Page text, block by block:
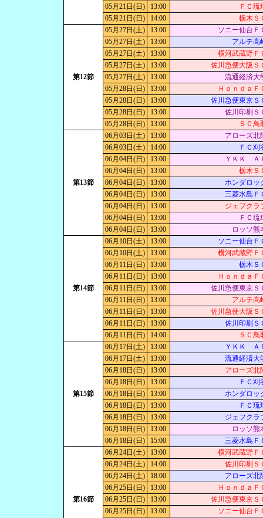
05月21日(日) 13:00
ＦＣ琉
05月21日(日)
14:00 栃木Ｓ
第12節
05月27日(土) 13:00
ソニー仙台Ｆ
05月27日(土)
13:00
アルテ高
05月27日(土)
13:00
横河武蔵野Ｆ
05月27日(土)
13:00
佐川急便大阪Ｓ
05月27日(土)
13:00
流通経済大
05月28日(日)
13:00
ＨｏｎｄａＦ
05月28日(日)
13:00
佐川急便東京Ｓ
05月28日(日)
13:00
佐川印刷Ｓ
05月28日(日)
13:00 ＳＣ鳥
第13節
06月03日(土) 13:00
アローズ北
06月03日(土)
14:00
ＦＣ刈
06月04日(日)
13:00
ＹＫＫ Ａ
06月04日(日)
13:00
栃木Ｓ
06月04日(日)
13:00
ホンダロッ
06月04日(日)
13:00
三菱水島Ｆ
06月04日(日)
13:00
ジェフクラ
06月04日(日)
13:00
ＦＣ琉
06月04日(日)
13:00 ロッソ熊
第14節
06月10日(土) 13:00
ソニー仙台Ｆ
06月10日(土)
13:00
横河武蔵野Ｆ
06月11日(日)
13:00
栃木Ｓ
06月11日(日)
13:00
ＨｏｎｄａＦ
06月11日(日)
13:00
佐川急便東京Ｓ
06月11日(日)
13:00
アルテ高
06月11日(日)
13:00
佐川急便大阪Ｓ
06月11日(日)
13:00
佐川印刷Ｓ
06月11日(日)
14:00 ＳＣ鳥
第15節
06月17日(土) 13:00
ＹＫＫ Ａ
06月17日(土)
13:00
流通経済大
06月18日(日)
13:00
アローズ北
06月18日(日)
13:00
ＦＣ刈
06月18日(日)
13:00
ホンダロッ
06月18日(日)
13:00
ＦＣ琉
06月18日(日)
13:00
ジェフクラ
06月18日(日)
13:00
ロッソ熊
06月18日(日)
15:00 三菱水島Ｆ
第16節
06月24日(土) 13:00
横河武蔵野Ｆ
06月24日(土)
14:00
佐川印刷Ｓ
06月24日(土)
18:00
アローズ北
06月25日(日)
13:00
ＨｏｎｄａＦ
06月25日(日)
13:00
佐川急便東京Ｓ
06月25日(日)
13:00
ソニー仙台Ｆ